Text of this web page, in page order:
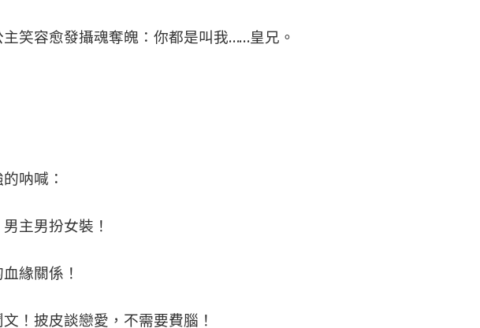
笑容愈發攝魂奪魄：你都是叫我……皇兄。
呐喊：
主男扮女裝！
緣關係！
！披皮談戀愛，不需要費腦！